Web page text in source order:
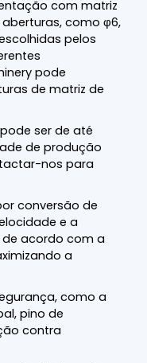
com matriz
como φ6,
pelos
pode
de matriz de
ser de até
de produção
nos para
conversão de
e a
acordo com a
a
como a
pino de
contra